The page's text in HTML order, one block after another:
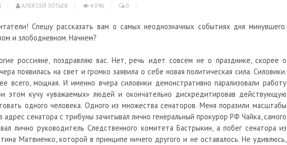
АЛЕКСЕЙ ЗОТЬЕВ 4 096 0
Спешу рассказать вам о самых неоднозначных событиях дня минувшего.
и злободневном. Начнем?
россияне, поздравляю вас. Нет, речь идет совсем не о празднике, скорее о
появилась на свет и громко заявила о себе новая политическая сила. Силовики.
всего, мощная. И именно вчера силовики демонстративно парализовали работу
этом кучу «уважаемых» людей и окончательно дискредитировав действующую
одного человека. Одного из множества сенаторов. Меня поразили масштабы
адрес сенатора с трибуны зачитывал лично генеральный прокурор РФ Чайка, самого
лично руководитель Следственного комитета Бастрыкин, а побег сенатора из
Матвиенко, которой в принципе ничего другого и не оставалось. Не удивлюсь,